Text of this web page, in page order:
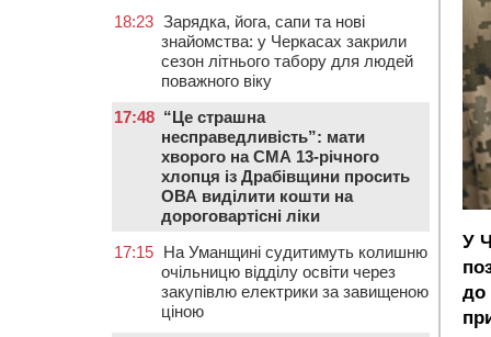
У
до
18:23 Зарядка, йога, сапи та нові
знайомства: у Черкасах закрили
сезон літнього табору для людей
поважного віку
17:48 “Це страшна
несправедливість”: мати
хворого на СМА 13-річного
хлопця із Драбівщини просить
ОВА виділити кошти на
дороговартісні ліки
17:15 На Уманщині судитимуть колишню
очільницю відділу освіти через
закупівлю електрики за завищеною
ціною